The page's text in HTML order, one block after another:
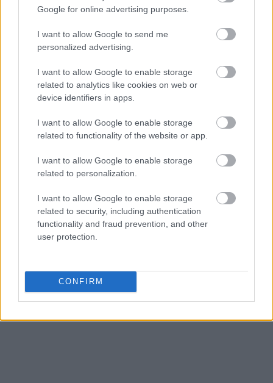
Google for online advertising purposes.
I want to allow Google to send me
personalized advertising.
I want to allow Google to enable storage
related to analytics like cookies on web or
device identifiers in apps.
I want to allow Google to enable storage
related to functionality of the website or app.
I want to allow Google to enable storage
related to personalization.
I want to allow Google to enable storage
related to security, including authentication
functionality and fraud prevention, and other
user protection.
CONFIRM